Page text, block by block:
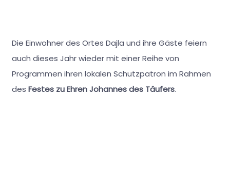
Die Einwohner des Ortes Dajla und ihre Gäste feiern
auch dieses Jahr wieder mit einer Reihe von
Programmen ihren lokalen Schutzpatron im Rahmen
des Festes zu Ehren Johannes des Täufers.